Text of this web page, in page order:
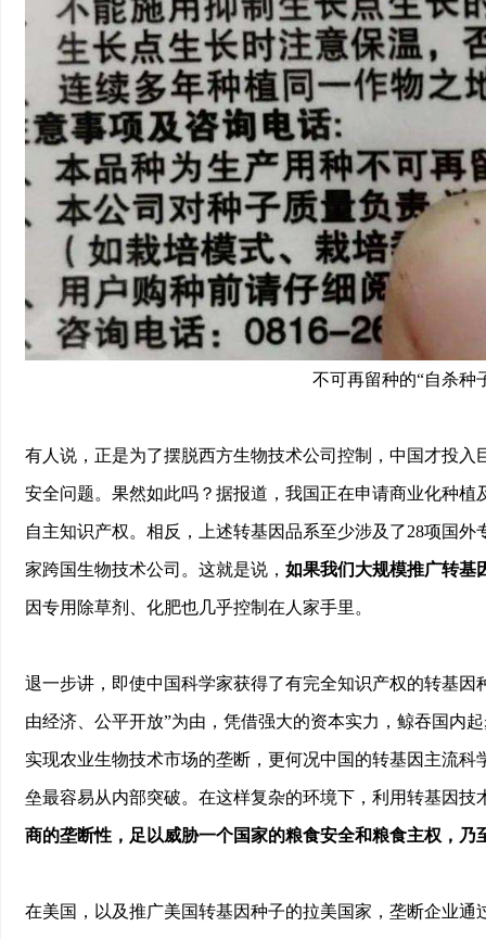
不可再留种的“自杀种
有人说，正是为了摆脱西方生物技术公司控制，中国才投
安全问题。果然如此吗？据报道，我国正在申请商业化种
自主知识产权。相反，上述转基因品系至少涉及了28项国
家跨国生物技术公司。这就是说， 如果我们大规模推广转基
因专用除草剂、化肥也几乎控制在人家手里。
退一步讲，即使中国科学家获得了有完全知识产权的转基
由经济、公平开放”为由，凭借强大的资本实力，鲸吞国内
实现农业生物技术市场的垄断，更何况中国的转基因主流
垒最容易从内部突破。在这样复杂的环境下，利用转基因
商的垄断性，足以威胁一个国家的粮食安全和粮食主权，乃
在美国，以及推广美国转基因种子的拉美国家，垄断企业